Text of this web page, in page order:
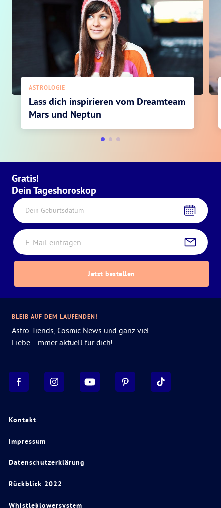
ASTROLOGIE
Lass dich inspirieren vom Dreamteam
Mars und Neptun
Gratis!
Dein Tageshoroskop
Dein Geburtsdatum
Jetzt bestellen
Kontakt
Impressum
Datenschutzerklärung
Rückblick 2022
Whistleblowersystem
BLEIB AUF DEM LAUFENDEN!
Astro-Trends, Cosmic News und ganz viel
Liebe - immer aktuell für dich!